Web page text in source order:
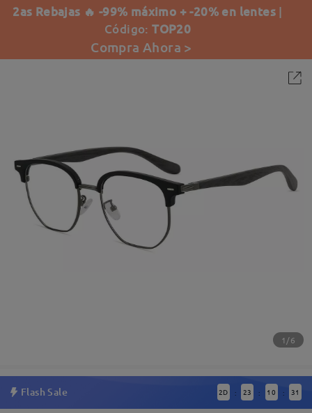
2as Rebajas 🔥 -99% máximo + -20% en lentes |
Código:TOP20
Compra Ahora >
1/6
Flash Sale 2D : 23 : 10 : 30